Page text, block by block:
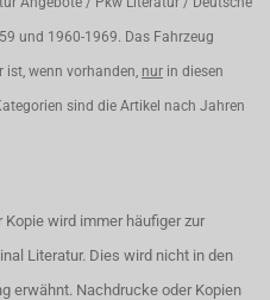
und 1960-1969. Das Fahrzeug
ist, wenn vorhanden, nur in diesen
sind die Artikel nach Jahren
wird immer häufiger zur
Literatur. Dies wird nicht in den
erwähnt. Nachdrucke oder Kopien